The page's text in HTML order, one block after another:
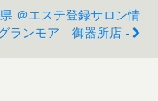
＠エステ登録サロン情
ランモア 御器所店 -